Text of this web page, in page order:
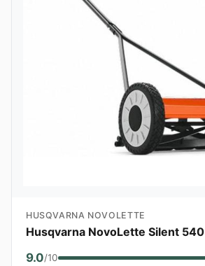
HUSQVARNA NOVOLETTE
Husqvarna NovoLette Silent 540
9.0/10